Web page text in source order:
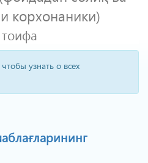
корхонаники)
чтобы узнать о всех